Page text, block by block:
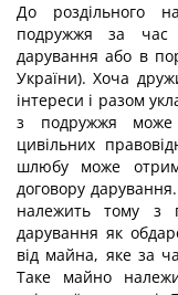
До роздільного
подружжя за час
дарування або в
України). Хоча
інтереси і разом
з подружжя може
цивільних
шлюбу може
договору
належить тому з
дарування як
від майна, яке за
Таке майно